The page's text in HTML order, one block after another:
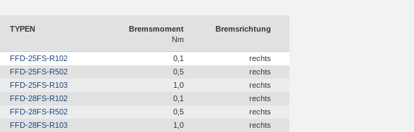
TYPEN
Bremsmoment
Nm
Bremsrichtung
FFD-25FS-R102 0,1
rechts
FFD-25FS-R502
0,5
rechts
FFD-25FS-R103
1,0
rechts
FFD-28FS-R102
0,1
rechts
FFD-28FS-R502
0,5
rechts
FFD-28FS-R103
1,0
rechts